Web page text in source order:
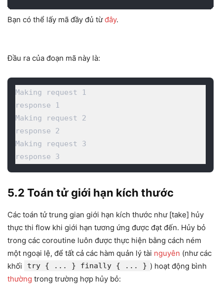
Bạn có thể lấy mã đầy đủ từđây.
Đầu ra của đoạn mã này là:
Making request 1
response 1
Making request 2
response 2
Making request 3
response 3
5.2 Toán tử giới hạn kích thước
Các toán tử trung gian giới hạn kích thước như [take] hủy
thực thi flow khi giới hạn tương ứng được đạt đến. Hủy bỏ
trong các coroutine luôn được thực hiện bằng cách ném
một ngoại lệ, để tất cả các hàm quản lý tài nguyên (như các
khối
try { ... } finally { ... } ) hoạt động bình
thường trong trường hợp hủy bỏ: